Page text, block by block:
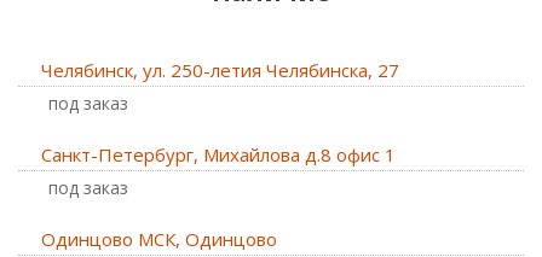
Челябинск, ул. 250-летия Челябинска, 27
Под заказ
Санкт-Петербург, Михайлова д.8 офис 1
Под заказ
Одинцово МСК, Одинцово